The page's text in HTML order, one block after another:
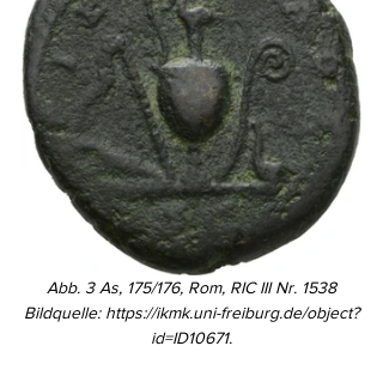
Abb. 3 As, 175/176, Rom, RIC III Nr. 1538
Bildquelle: https://ikmk.uni-freiburg.de/object?
id=ID10671.